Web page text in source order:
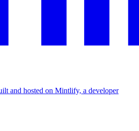
and hosted on Mintlify, a developer